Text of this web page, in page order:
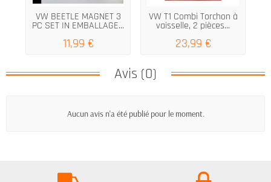
VW BEETLE MAGNET 3
PC SET IN EMBALLAGE...
11,99 €
VW T1 Combi Torchon à
vaisselle, 2 pièces...
23,99 €
Avis (0)
Aucun avis n'a été publié pour le moment.